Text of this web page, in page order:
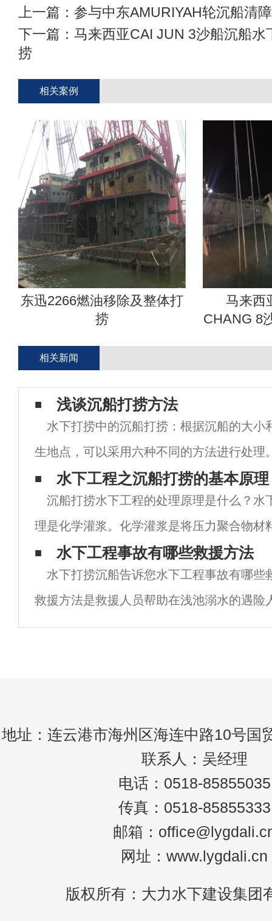
上一篇： 参与中东AMURIYAH轮沉船清
下一篇： 马来西亚CAI JUN 3沙船沉船水
捞
相关案例
东迅2266燃油移除及整体打
捞
马来西
CHANG 8
相关新闻
浅谈沉船打捞方法
水下打捞中的沉船打捞：根据沉船的大小
生地点，可以采用六种不同的方法进行处理
独使用各种方法，也可以根据具体事件采用
下是对这六种方法的详细分析：①密封舱抽
水下工程之沉船打捞的基本原理
沉船打捞水下工程的处理原理是什么？水
理是化学灌浆。化学灌浆是将压力聚合物材
裂缝中，使灌浆材料在裂缝中固化，达到填
目的。沉船打捞水下工程可利用密封缝、埋
水下工程事故有哪些救援方法
水下打捞沉船告诉您水下工程事故有哪些
救援方法是救援人员帮助在浅池溺水的遇险
者经常在水面上挣扎，或漂浮在水面上，或
地址：连云港市海州区海连中路10号国
联系人：吴经理
电话：0518-85855035
传真：0518-85855333
邮箱：
网址：www.lygdali.cn
版权所有：大力水下建设集团